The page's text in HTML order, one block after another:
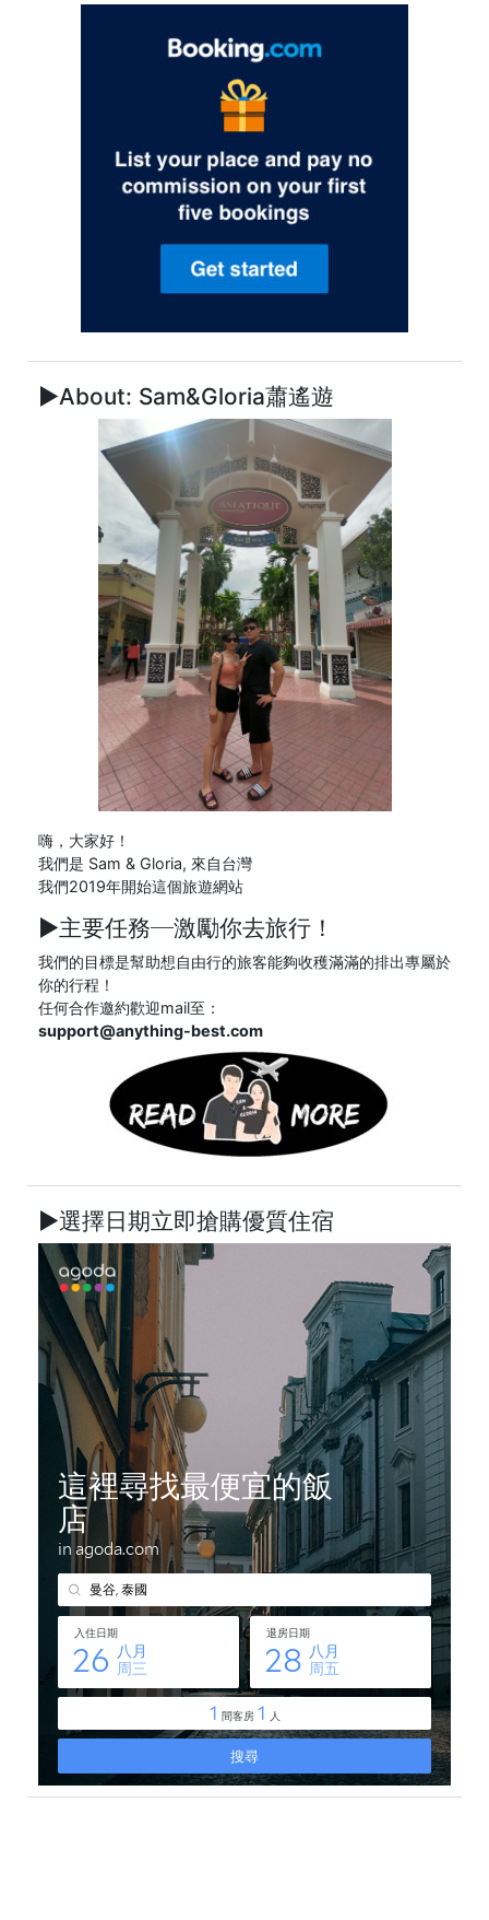
►About: Sam&Gloria蕭遙遊
嗨，大家好！
我們是 Sam & Gloria, 來自台灣
我們2019年開始這個旅遊網站
►主要任務─激勵你去旅行！
我們的目標是幫助想自由行的旅客能夠收穫滿滿的排出專屬於
你的行程！
任何合作邀約歡迎mail至：
support@anything-best.com
►選擇日期立即搶購優質住宿